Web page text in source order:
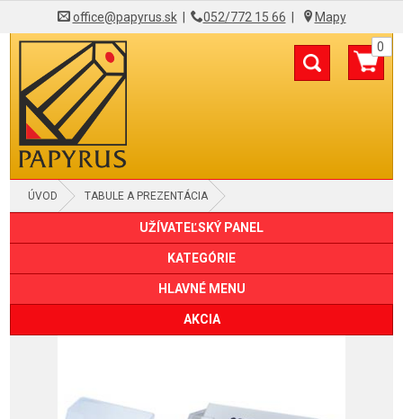
office@papyrus.sk| 052/772 15 66 Mapy
0
ÚVOD TABULE A PREZENTÁCIA
PREZENTAČNÉ STOJANY STOLOVÉUŽÍVATEĽSKÝ PANEL
KATEGÓRIE
HLAVNÉ MENU
AKCIA